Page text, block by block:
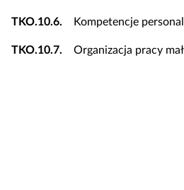
TKO.10.6. Kompetencje
TKO.10.7. Organizacja pracy